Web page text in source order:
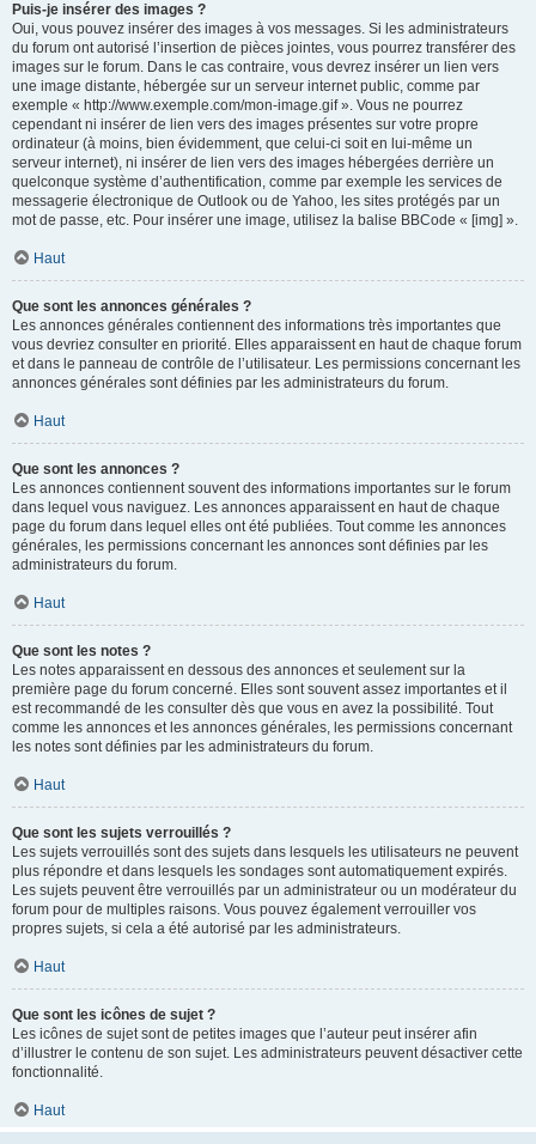
Puis-je insérer des images ?
Oui, vous pouvez insérer des images à vos messages. Si les administrateurs
du forum ont autorisé l’insertion de pièces jointes, vous pourrez transférer des
images sur le forum. Dans le cas contraire, vous devrez insérer un lien vers
une image distante, hébergée sur un serveur internet public, comme par
exemple « http://www.exemple.com/mon-image.gif ». Vous ne pourrez
cependant ni insérer de lien vers des images présentes sur votre propre
ordinateur (à moins, bien évidemment, que celui-ci soit en lui-même un
serveur internet), ni insérer de lien vers des images hébergées derrière un
quelconque système d’authentification, comme par exemple les services de
messagerie électronique de Outlook ou de Yahoo, les sites protégés par un
mot de passe, etc. Pour insérer une image, utilisez la balise BBCode « [img] ».
Haut
Que sont les annonces générales ?
Les annonces générales contiennent des informations très importantes que
vous devriez consulter en priorité. Elles apparaissent en haut de chaque forum
et dans le panneau de contrôle de l’utilisateur. Les permissions concernant les
annonces générales sont définies par les administrateurs du forum.
Haut
Que sont les annonces ?
Les annonces contiennent souvent des informations importantes sur le forum
dans lequel vous naviguez. Les annonces apparaissent en haut de chaque
page du forum dans lequel elles ont été publiées. Tout comme les annonces
générales, les permissions concernant les annonces sont définies par les
administrateurs du forum.
Haut
Que sont les notes ?
Les notes apparaissent en dessous des annonces et seulement sur la
première page du forum concerné. Elles sont souvent assez importantes et il
est recommandé de les consulter dès que vous en avez la possibilité. Tout
comme les annonces et les annonces générales, les permissions concernant
les notes sont définies par les administrateurs du forum.
Haut
Que sont les sujets verrouillés ?
Les sujets verrouillés sont des sujets dans lesquels les utilisateurs ne peuvent
plus répondre et dans lesquels les sondages sont automatiquement expirés.
Les sujets peuvent être verrouillés par un administrateur ou un modérateur du
forum pour de multiples raisons. Vous pouvez également verrouiller vos
propres sujets, si cela a été autorisé par les administrateurs.
Haut
Que sont les icônes de sujet ?
Les icônes de sujet sont de petites images que l’auteur peut insérer afin
d’illustrer le contenu de son sujet. Les administrateurs peuvent désactiver cette
fonctionnalité.
Haut